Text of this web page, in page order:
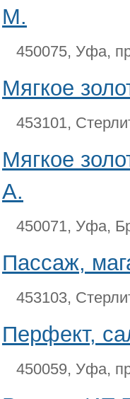
М.
450075, Уфа,
Мягкое
453101,
Мягкое
А.
450071, Уфа,
Пассаж,
453103,
Перфект,
450059, Уфа,